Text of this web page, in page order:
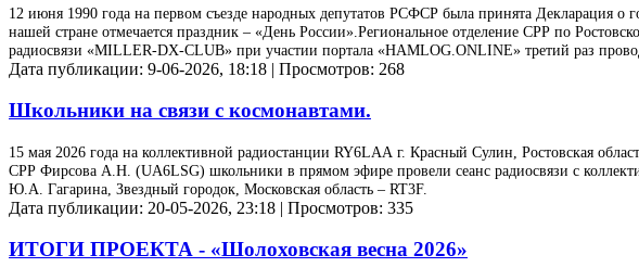
12 июня 1990 года на первом съезде народных депутатов РСФСР была принята Декларация о
нашей стране отмечается праздник – «День России».Региональное отделение СРР по
радиосвязи «MILLER-DX-CLUB» при участии портала «HAMLOG.ONLINE» третий раз
Дата публикации: 9-06-2026, 18:18 | Просмотров: 268
Школьники на связи с космонавтами.
15 мая 2026 года на коллективной радиостанции RY6LAA г. Красный Сулин, Ростовская
СРР Фирсова А.Н. (UA6LSG) школьники в прямом эфире провели сеанс радиосвязи с
Ю.А. Гагарина, Звездный городок, Московская область – RT3F.
Дата публикации: 20-05-2026, 23:18 | Просмотров: 335
ИТОГИ ПРОЕКТА - «Шолоховская весна 2026»